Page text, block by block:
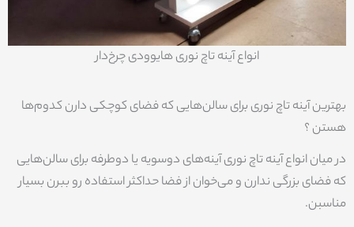
انواع آینه تاچ نوری هایوودی چرخ‌دار
بهترین آینه تاچ نوری برای سالن‌هایی که فضای کوچکی دارن کدوم‌ها
هستن ؟
در میان انواع آینه تاچ نوری آینه‌های دوسویه یا دوطرفه برای سالن‌هایی
که فضای بزرگی ندارن و می‌خوان از فضا حداکثر استفاده رو ببرن بسیار
مناسبن.